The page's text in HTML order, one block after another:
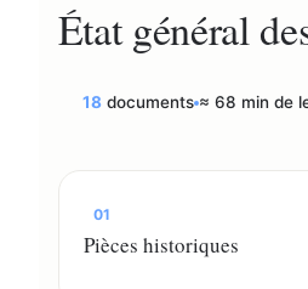
État général
18documents ≈ 68 min de
01
Pièces historiques